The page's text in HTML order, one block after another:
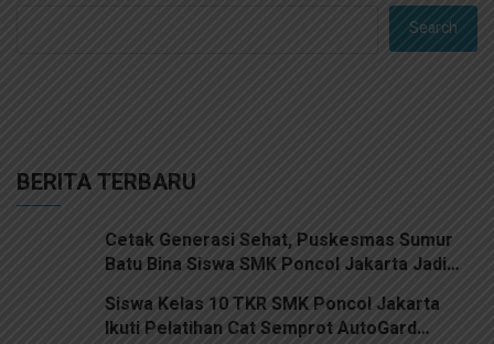
Search
BERITA TERBARU
Cetak Generasi Sehat, Puskesmas Sumur
Batu Bina Siswa SMK Poncol Jakarta Jadi
Siswa Kelas 10 TKR SMK Poncol Jakarta
Ikuti Pelatihan Cat Semprot AutoGard